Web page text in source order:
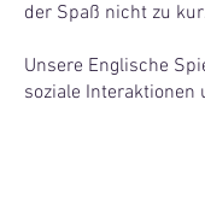
der Spaß nicht zu
Unsere Englische
soziale Interaktionen